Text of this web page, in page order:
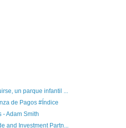
un parque infantil ...
de Pagos #Índice
- Adam Smith
and Investment Partn...